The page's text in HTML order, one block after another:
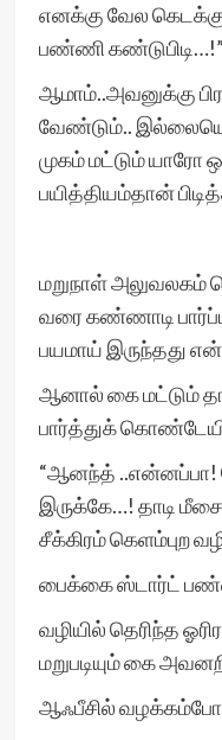
எனக்கு வேல
பண்ணி கண்டுபிடி…!”
ஆமாம்..அவனுக்கு
வேண்டும்..
முகம் மட்டும் யாரோ
பயித்தியம்தான்
மறுநாள் அலுவலகம்
வரை கண்ணாடி
பயமாய் இருந்தது
ஆனால் கை மட்டும்
பார்த்துக்
“ஆனந்த் ..என்னப்பா!
இருக்கே…! தாடி
சீக்கிரம் கெளம்புற
பைக்கை ஸ்டார்ட்
வழியில் தெரிந்த
மறுபடியும் கை
ஆஃபீசில்